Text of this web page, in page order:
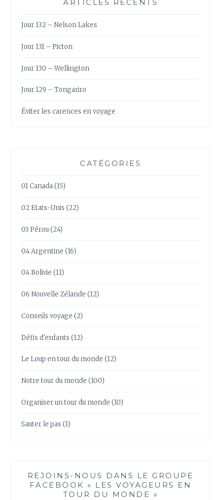
ARTICLES RÉCENTS
Jour 132 – Nelson Lakes
Jour 131 – Picton
Jour 130 – Wellington
Jour 129 – Tongariro
Éviter les carences en voyage
CATÉGORIES
01 Canada(15)
02 Etats-Unis (22)
03 Pérou(24)
04 Argentine (16)
04 Bolivie (11)
06 Nouvelle Zélande (12)
Conseils voyage (2)
Défis d'enfants (12)
Le Loup en tour du monde (12)
Notre tour du monde (100)
Organiser un tour du monde (10)
Sauter le pas (1)
REJOINS-NOUS DANS LE GROUPE
FACEBOOK « LES VOYAGEURS EN
TOUR DU MONDE »